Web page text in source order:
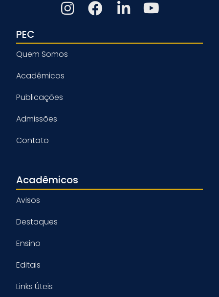
PEC
Quem Somos
Acadêmicos
Publicações
Admissões
Contato
Acadêmicos
Avisos
Destaques
Ensino
Editais
Links Úteis